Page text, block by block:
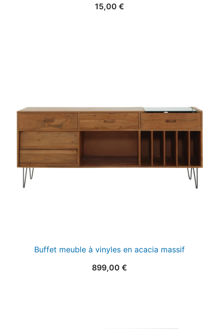
15,00 €
Buffet meuble à vinyles en acacia massif
899,00 €